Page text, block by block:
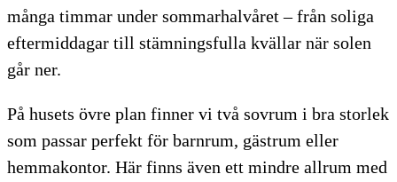
många timmar under sommarhalvåret – från soliga
eftermiddagar till stämningsfulla kvällar när solen
går ner.
På husets övre plan finner vi två sovrum i bra storlek
som passar perfekt för barnrum, gästrum eller
hemmakontor. Här finns även ett mindre allrum med